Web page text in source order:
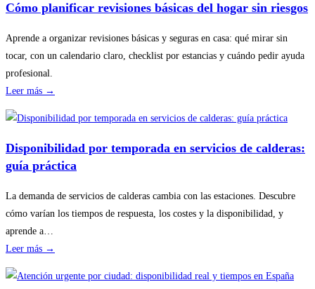
Cómo planificar revisiones básicas del hogar sin riesgos
Aprende a organizar revisiones básicas y seguras en casa: qué mirar sin
tocar, con un calendario claro, checklist por estancias y cuándo pedir ayuda
profesional.
Leer más →
planificar
revisiones
básicas
hogar
sin
Disponibilidad por temporada en servicios de calderas:
guía práctica
La demanda de servicios de calderas cambia con las estaciones. Descubre
cómo varían los tiempos de respuesta, los costes y la disponibilidad, y
aprende a…
Leer más →
por